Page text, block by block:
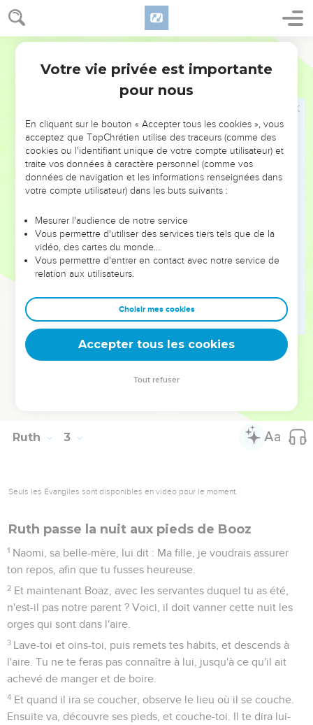
Ruth 2
que vous la laisserez glaner, sans lui faire de reproches.
Elle glana dans le champ jusqu'au soir, et elle battit ce
qu'elle avait glané. Il y eut environ un épha d'orge.
Elle l'emporta et rentra dans la ville, et sa belle-mère vit ce
qu'elle avait glané. Elle sortit aussi les restes de son repas, et
Sa belle-mère lui dit : Où as-tu glané aujourd'hui, et où as-
tu travaillé ? Béni soit celui qui s'est intéressé à toi ! Et Ruth
fit connaître à sa belle mère chez qui elle avait travaillé :
L'homme chez qui j'ai travaillé aujourd'hui, dit-elle, s'appelle
Boaz.
montre miséricordieux pour les vivants comme il le fut pour
ceux qui sont morts ! Cet homme est notre parent, lui dit
encore Naomi, il est de ceux qui ont sur nous droit de rachat.
21
serviteurs, jusqu'à ce qu'ils aient achevé toute ma moisson.
Et Naomi dit à Ruth, sa belle-fille : Il est bon, ma fille, que
tu sortes avec ses servantes, et qu'on ne te rencontre pas
dans un autre champ.
Elle resta donc avec les servantes de Boaz, pour glaner,
Ruth 3
Seuls les Évangiles sont disponibles en vidéo pour le moment.
Ruth passe la nuit aux pieds de Booz
1 Naomi, sa belle-mère, lui dit : Ma fille, je voudrais assurer
ton repos, afin que tu fusses heureuse.
2 Et maintenant Boaz, avec les servantes duquel tu as été,
n'est-il pas notre parent ? Voici, il doit vanner cette nuit les
orges qui sont dans l'aire.
3 Lave-toi et oins-toi, puis remets tes habits, et descends à
l'aire. Tu ne te feras pas connaître à lui, jusqu'à ce qu'il ait
achevé de manger et de boire.
4 Et quand il ira se coucher, observe le lieu où il se couche.
Ensuite va, découvre ses pieds, et couche-toi. Il te dira lui-
Votre vie privée est importante
pour nous
En cliquant sur le bouton « Accepter tous les cookies », vous
acceptez que TopChrétien utilise des traceurs (comme des
cookies ou l'identifiant unique de votre compte utilisateur) et
traite vos données à caractère personnel (comme vos
données de navigation et les informations renseignées dans
votre compte utilisateur) dans les buts suivants :
Mesurer l'audience de notre service
Vous permettre d'utiliser des services tiers tels que de la
vidéo, des cartes du monde…
Vous permettre d'entrer en contact avec notre service de
relation aux utilisateurs.
Choisir mes cookies
Accepter tous les cookies
Tout refuser